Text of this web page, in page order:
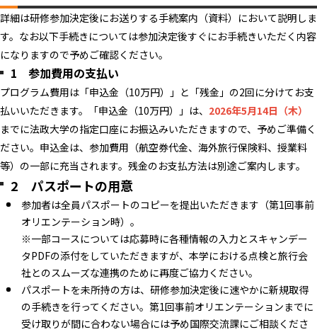
詳細は研修参加決定後にお送りする手続案内（資料）において説明しま
す。なお以下手続きについては参加決定後すぐにお手続きいただく内容
になりますので予めご確認ください。
1 参加費用の支払い
プログラム費用は「申込金（10万円）」と「残金」の2回に分けてお支
払いいただきます。「申込金（10万円）」は、 2026年5月14日（木）
までに法政大学の指定口座にお振込みいただきますので、予めご準備く
ださい。申込金は、参加費用（航空券代金、海外旅行保険料、授業料
等）の一部に充当されます。残金のお支払方法は別途ご案内します。
2 パスポートの用意
参加者は全員パスポートのコピーを提出いただきます（第1回事前
オリエンテーション時）。
※一部コースについては応募時に各種情報の入力とスキャンデー
タPDFの添付をしていただきますが、本学における点検と旅行会
社とのスムーズな連携のために再度ご協力ください。
パスポートを未所持の方は、研修参加決定後に速やかに新規取得
の手続きを行ってください。第1回事前オリエンテーションまでに
受け取りが間に合わない場合には予め国際交流課にご相談くださ